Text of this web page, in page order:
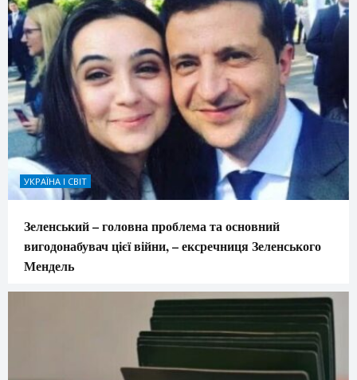
УКРАЇНА І СВІТ
Зеленський – головна проблема та основний
вигодонабувач цієї війни, – ексречниця Зеленського
Мендель